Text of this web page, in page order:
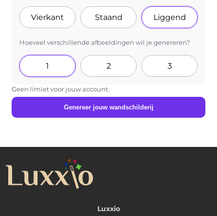
Vierkant Staand Liggend
Hoeveel verschillende afbeeldingen wil je genereren?
1 2 3
Geen limiet voor jouw account.
Genereer jouw wandschilderij
Luxxio